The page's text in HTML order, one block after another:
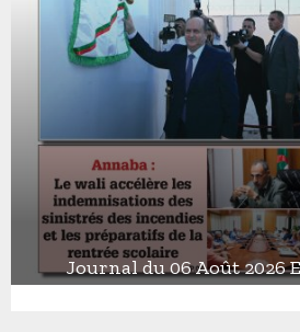
Journal du 06 Août 2026